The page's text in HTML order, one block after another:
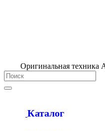
Оригинальная техника
Каталог